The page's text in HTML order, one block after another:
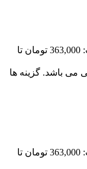
محدوده قیمت: 363,000 تومان تا
می باشد. گزینه ها
محدوده قیمت: 363,000 تومان تا